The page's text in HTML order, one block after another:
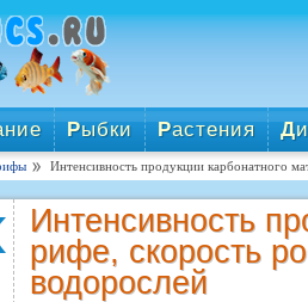
Рыбки Растения Д
Интенсивность продукции карбонатного
Интенсивность
рифе, скорость
водорослей